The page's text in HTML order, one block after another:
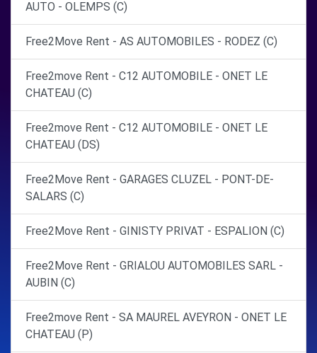
AUTO - OLEMPS (C)
Free2Move Rent - AS AUTOMOBILES - RODEZ (C)
Free2move Rent - C12 AUTOMOBILE - ONET LE
CHATEAU (C)
Free2move Rent - C12 AUTOMOBILE - ONET LE
CHATEAU (DS)
Free2Move Rent - GARAGES CLUZEL - PONT-DE-
SALARS (C)
Free2Move Rent - GINISTY PRIVAT - ESPALION (C)
Free2Move Rent - GRIALOU AUTOMOBILES SARL -
AUBIN (C)
Free2move Rent - SA MAUREL AVEYRON - ONET LE
CHATEAU (P)